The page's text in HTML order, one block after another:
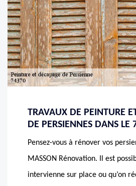
TRAVAUX DE PEINTURE
DE PERSIENNES DANS LE
Pensez-vous à rénover vos
MASSON Rénovation. Il est
intervienne sur place ou qu’on